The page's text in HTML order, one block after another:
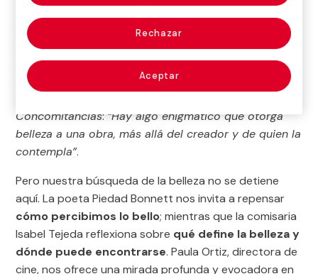
— nos invitan a explorar sus particulares miradas
sobre la vida y la belleza. Acompañados por las plumas
de Sara Torres, Jacobo Bergareche y Bernard Plossu
desentrañamos el enigma que envuelve el talento de
estas grandes figuras de la historia del arte; porque,
Concomitancias: “Hay algo enigmático que otorga
belleza a una obra, más allá del creador y de quien la
contempla”.
Pero nuestra búsqueda de la belleza no se detiene
aquí. La poeta Piedad Bonnett nos invita a repensar
cómo percibimos lo bello; mientras que la comisaria
Isabel Tejeda reflexiona sobre qué define la belleza y
dónde puede encontrarse. Paula Ortiz, directora de
cine, nos ofrece una mirada profunda y evocadora en
Rechazar
Aceptar